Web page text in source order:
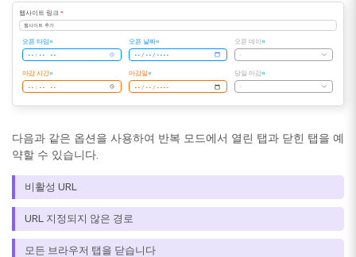
웹사이트 링크 *
웹사이트 추가
오픈 타임 오픈 날짜 오픈 데이
-
마감 시간 마감일 당일 마감
-
다음과 같은 옵션을 사용하여 반복 모드에서 열린 탭과 닫힌 탭을 예
약할 수 있습니다.
비활성 URL
URL 지정되지 않은 경로
모든 브라우저 탭을 닫습니다